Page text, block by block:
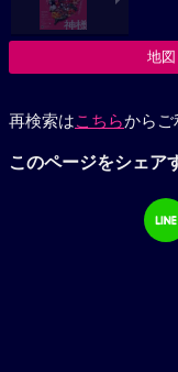
地
再検索はこちらからご
このページをシェア